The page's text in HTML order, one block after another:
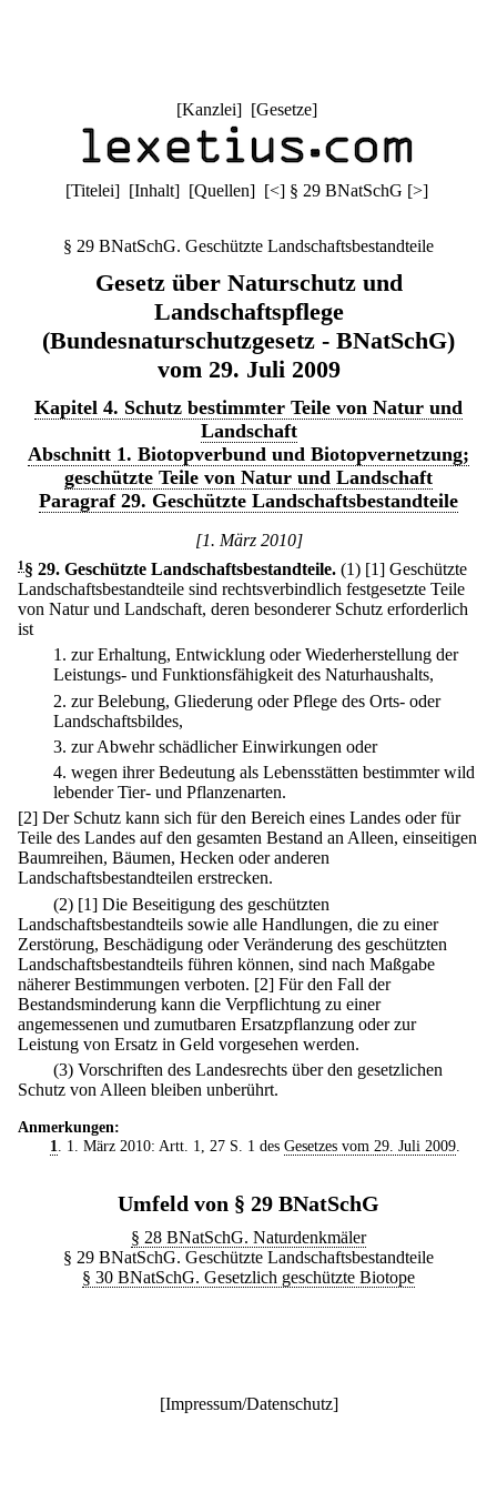
[Kanzlei] [Gesetze]
[Titelei] [Inhalt] [Quellen] [<] § 29 BNatSchG [>]
§ 29 BNatSchG. Geschützte Landschaftsbestandteile
Gesetz über Naturschutz und
Landschaftspflege
(Bundesnaturschutzgesetz - BNatSchG)
vom 29. Juli 2009
Kapitel 4. Schutz bestimmter Teile von Natur und
Landschaft
Abschnitt 1. Biotopverbund und Biotopvernetzung;
geschützte Teile von Natur und Landschaft
Paragraf 29. Geschützte Landschaftsbestandteile
[1. März 2010]
1 § 29. Geschützte Landschaftsbestandteile. (1) [1] Geschützte
Landschaftsbestandteile sind rechtsverbindlich festgesetzte Teile
von Natur und Landschaft, deren besonderer Schutz erforderlich
ist
1. zur Erhaltung, Entwicklung oder Wiederherstellung der
Leistungs- und Funktionsfähigkeit des Naturhaushalts,
2. zur Belebung, Gliederung oder Pflege des Orts- oder
Landschaftsbildes,
3. zur Abwehr schädlicher Einwirkungen oder
4. wegen ihrer Bedeutung als Lebensstätten bestimmter wild
lebender Tier- und Pflanzenarten.
[2] Der Schutz kann sich für den Bereich eines Landes oder für
Teile des Landes auf den gesamten Bestand an Alleen, einseitigen
Baumreihen, Bäumen, Hecken oder anderen
Landschaftsbestandteilen erstrecken.
(2) [1] Die Beseitigung des geschützten
Landschaftsbestandteils sowie alle Handlungen, die zu einer
Zerstörung, Beschädigung oder Veränderung des geschützten
Landschaftsbestandteils führen können, sind nach Maßgabe
näherer Bestimmungen verboten. [2] Für den Fall der
Bestandsminderung kann die Verpflichtung zu einer
angemessenen und zumutbaren Ersatzpflanzung oder zur
Leistung von Ersatz in Geld vorgesehen werden.
(3) Vorschriften des Landesrechts über den gesetzlichen
Schutz von Alleen bleiben unberührt.
Anmerkungen:
1
. 1. März 2010: Artt. 1, 27 S. 1 des Gesetzes vom 29. Juli 2009.
Umfeld von § 29 BNatSchG
§ 28 BNatSchG. Naturdenkmäler
§ 29 BNatSchG. Geschützte Landschaftsbestandteile
§ 30 BNatSchG. Gesetzlich geschützte Biotope
[Impressum/Datenschutz]